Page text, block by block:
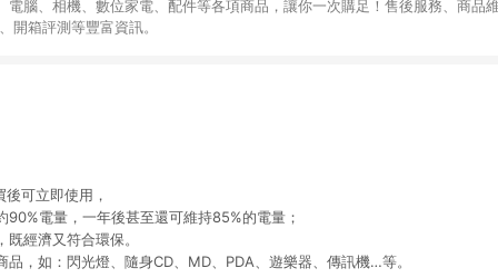
電腦、相機、數位家電、配件等各項商品，讓你一次購足！售後服務、商品
開箱評測等豐富資訊。
可立即使用，
90%電量，一年後甚至還可維持85%的電量；
經濟又符合環保。
品，如：閃光燈、隨身CD、MD、PDA、遊樂器、傳訊機…等。